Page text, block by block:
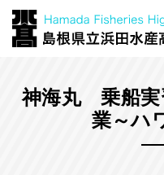
神海丸 乗船実
業～ハ
学